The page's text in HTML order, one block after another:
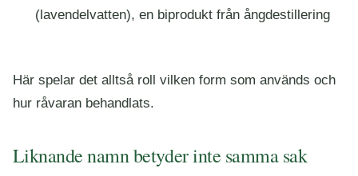
(lavendelvatten), en biprodukt från ångdestillering
Här spelar det alltså roll vilken form som används och
hur råvaran behandlats.
Liknande namn betyder inte samma sak